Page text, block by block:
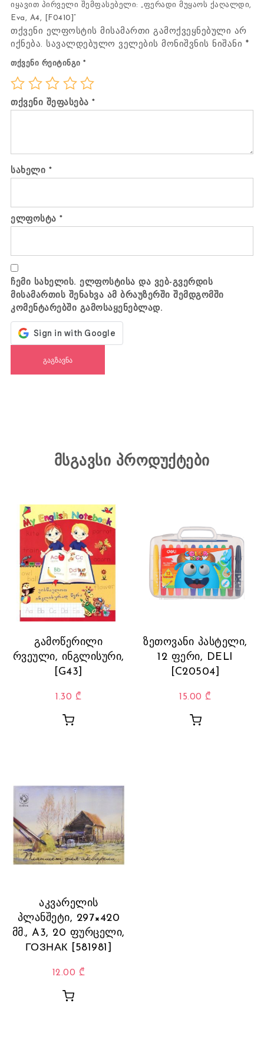
იყავით პირველი შემფასებელი: „ფერადი მუყაოს ქაღალდი,
Eva, A4, [F0410]“
თქვენი ელფოსტის მისამართი გამოქვეყნებული არ
იქნება. სავალდებულო ველების მონიშვნის ნიშანი *
თქვენი რეიტინგი*
თქვენი შეფასება*
სახელი *
ელფოსტა*
ჩემი სახელის. ელფოსტისა და ვებ-გვერდის
მისამართის შენახვა ამ ბრაუზერში შემდგომში
კომენტარებში გამოსაყენებლად.
მსგავსი პროდუქტები
გამოწერილი
რვეული, ინგლისური,
[G43]
1.30 ₾
ზეთოვანი პასტელი,
12 ფერი, DELI
[C20504]
15.00 ₾
აკვარელის
პლანშეტი, 297×420
მმ., A3, 20 ფურცელი,
ГОЗНАК [581981]
12.00 ₾